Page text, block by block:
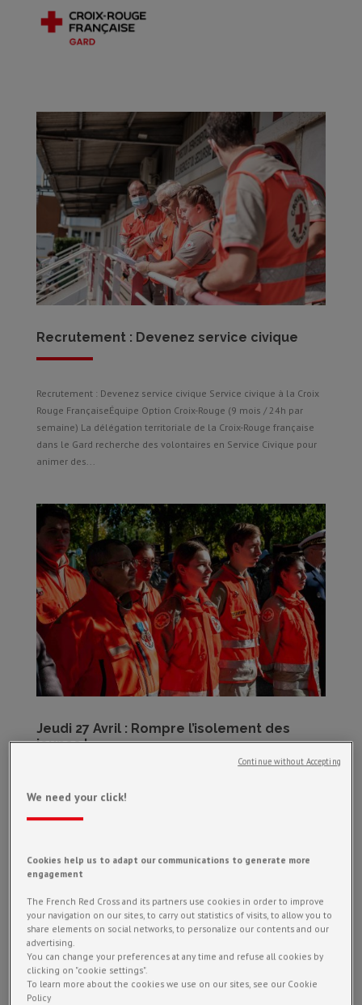
Recrutement : Devenez service civique
Recrutement : Devenez service civique Service civique à la Croix
Rouge FrançaiseÉquipe Option Croix-Rouge (9 mois / 24h par
semaine) La délégation territoriale de la Croix-Rouge française
dans le Gard recherche des volontaires en Service Civique pour
animer des...
Jeudi 27 Avril : Rompre l’isolement des
jeunes !
Lutter contre l’isolement des jeunes Les jeunes de l’option Croix-
Rouge française et le collectif UNI MOI se réunissent afin de
L’ISOLEMENT...
We need your click!
Cookies help us to adapt our communications to generate more
engagement
The French Red Cross and its partners use cookies in order to improve
your navigation on our sites, to carry out statistics of visits, to allow you to
share elements on social networks, to personalize our contents and our
advertising.
You can change your preferences at any time and refuse all cookies by
clicking on "cookie settings".
To learn more about the cookies we use on our sites, see our Cookie
Policy
Continue without Accepting